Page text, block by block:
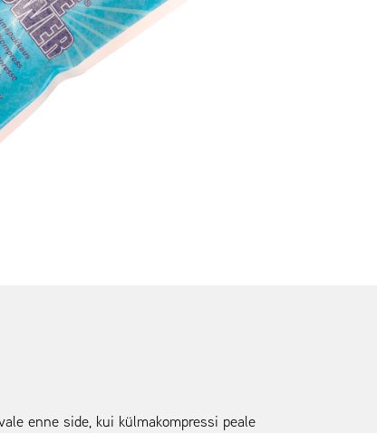
enne side, kui külmakompressi peale